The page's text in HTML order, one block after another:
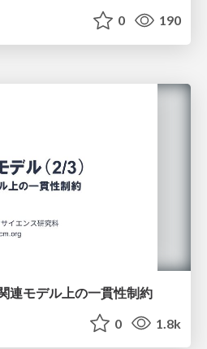
0 190
連モデル上の一貫性制約
0 1.8k